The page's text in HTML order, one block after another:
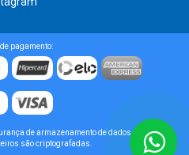
pagamento:
de armazenamento de dados. As
são criptografadas.